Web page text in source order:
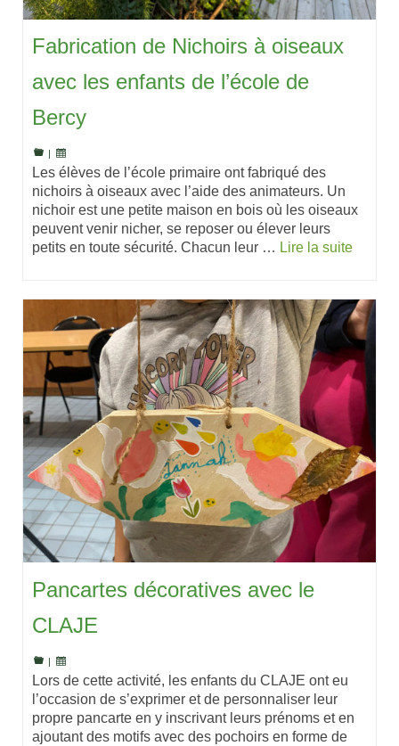
Fabrication de Nichoirs à oiseaux
avec les enfants de l’école de
Bercy
Les élèves de l’école primaire ont fabriqué des
nichoirs à oiseaux avec l’aide des animateurs. Un
nichoir est une petite maison en bois où les oiseaux
peuvent venir nicher, se reposer ou élever leurs
petits en toute sécurité. Chacun leur … Lire la suite
Pancartes décoratives avec le
CLAJE
|
Lors de cette activité, les enfants du CLAJE ont eu
l’occasion de s’exprimer et de personnaliser leur
propre pancarte en y inscrivant leurs prénoms et en
ajoutant des motifs avec des pochoirs en forme de